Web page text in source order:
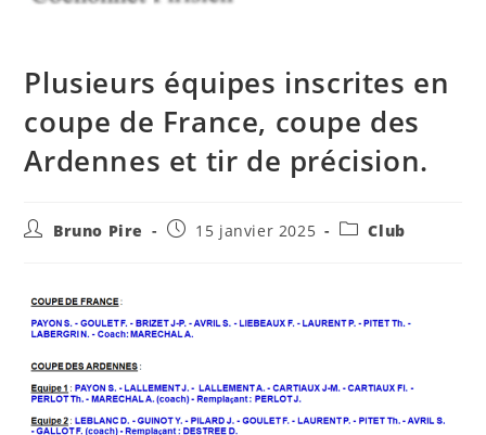
Plusieurs équipes inscrites en
coupe de France, coupe des
Ardennes et tir de précision.
Auteur/autrice
Bruno Pire
Publication
15 janvier 2025
PostClub